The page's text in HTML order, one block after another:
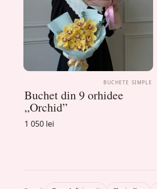
BUCHETE SIMPLE
Buchet din 9 orhidee
„Orchid”
1 050 lei